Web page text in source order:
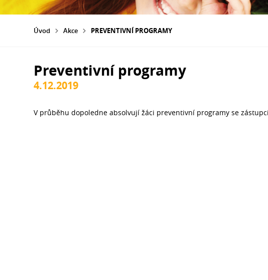
Úvod Akce PREVENTIVNÍ PROGRAMY
Preventivní programy
4.12.2019
V průběhu dopoledne absolvují žáci preventivní programy se